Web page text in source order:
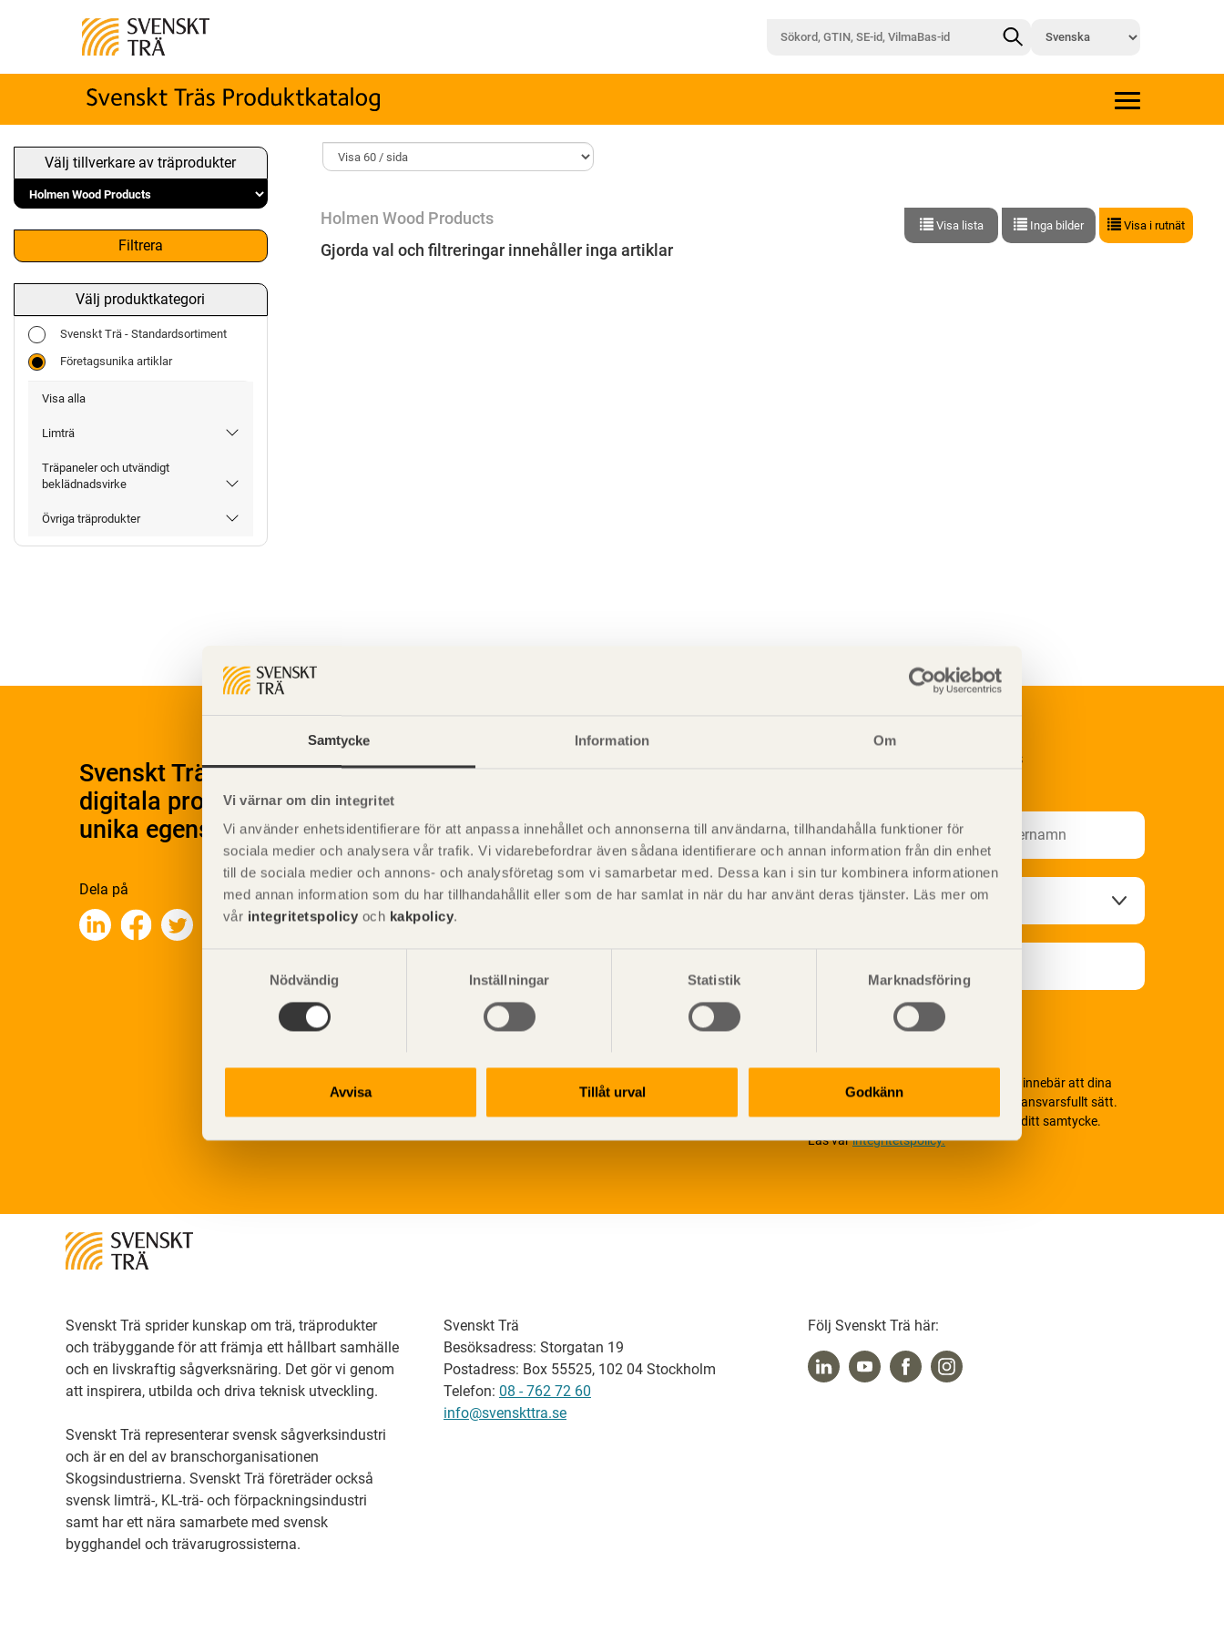
Samtycke Information Om
Vi värnar om din integritet
Vi använder enhetsidentifierare för att anpassa innehållet och annonserna till användarna, tillhandahålla funktioner för
sociala medier och analysera vår trafik. Vi vidarebefordrar även sådana identifierare och annan information från din enhet
till de sociala medier och annons- och analysföretag som vi samarbetar med. Dessa kan i sin tur kombinera informationen
med annan information som du har tillhandahållit eller som de har samlat in när du har använt deras tjänster. Läs mer om
vår integritetspolicy och kakpolicy.
Nödvändig
Inställningar Statistik Marknadsföring
Avvisa Tillåt urval Godkänn
Välj tillverkare av träprodukter
Filtrera
Välj produktkategori
Svenskt Trä - Standardsortiment
Företagsunika artiklar
Visa alla
Limträ
Träpaneler och utvändigt
beklädnadsvirke
Övriga träprodukter
Visa lista Inga bilder Visa i rutnät
Holmen Wood Products
Gjorda val och filtreringar innehåller inga artiklar
Svenskt Träs Produktkatalog är svensk sågverksnärings
digitala produktkatalog för att beskriva träprodukter och deras
unika egenskaper.
Dela på
Prenumerera på Svenskt Träs
Vi värnar om personlig integritet vilket innebär att dina
personuppgifter alltid hanteras på ett ansvarsfullt sätt.
Genom att klicka på skicka lämnar du ditt samtycke.
Läs vårintegritetspolicy.
Svenskt Trä sprider kunskap om trä, träprodukter
och träbyggande för att främja ett hållbart samhälle
och en livskraftig sågverksnäring. Det gör vi genom
att inspirera, utbilda och driva teknisk utveckling.
Svenskt Trä representerar svensk sågverksindustri
och är en del av branschorganisationen
Skogsindustrierna. Svenskt Trä företräder också
svensk limträ-, KL-trä- och förpackningsindustri
samt har ett nära samarbete med svensk
bygghandel och trävarugrossisterna.
Svenskt Trä
Besöksadress: Storgatan 19
Postadress: Box 55525, 102 04 Stockholm
Telefon: 08 - 762 72 60
info@svenskttra.se
Följ Svenskt Trä här: